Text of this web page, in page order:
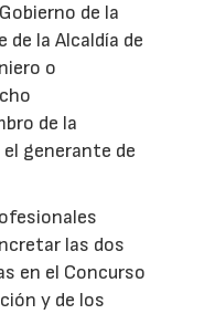
de la
de la Alcaldía de
o
de la
generante de
las dos
en el Concurso
y de los